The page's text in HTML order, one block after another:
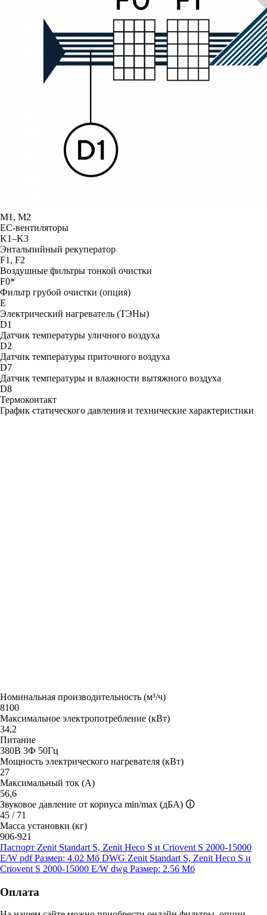
М1, М2
ЕС-вентиляторы
K1–K3
Энтальпийный рекуператор
F1, F2
Воздушные фильтры тонкой очистки
F0*
Фильтр грубой очистки (опция)
Е
Электрический нагреватель (ТЭНы)
D1
Датчик температуры уличного воздуха
D2
Датчик температуры приточного воздуха
D7
Датчик температуры и влажности вытяжного воздуха
D8
Термоконтакт
График статического давления и технические характеристики
Номинальная производительность (м³/ч)
8100
Максимальное электропотребление (кВт)
34,2
Питание
380В 3Ф 50Гц
Мощность электрического нагревателя (кВт)
27
Максимальный ток (А)
56,6
Звуковое давление от корпуса min/max (дБА) 🛈
45 / 71
Масса установки (кг)
906-921
Паспорт Zenit Standart S, Zenit Heco S и Criovent S 2000-15000
E/W pdf Размер: 4.02 Мб DWG Zenit Standart S, Zenit Heco S и
Criovent S 2000-15000 E/W dwg Размер: 2.56 Мб
Оплата